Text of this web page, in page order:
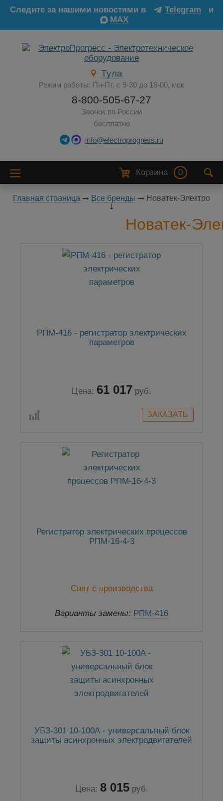
Следите за нашими новостями в Telegram
и
MAX
Тула
Режим работы: Пн-Пт, с 9-30 до 18-00, мск
8-800-505-67-27
Звонок по России
бесплатно
info@electroprogress.ru
Корзина 0
Главная страница Все бренды Новатек-Электро
Новатек-
РПМ-416 - регистратор электрических
параметров
Цена: 61 017 руб.
Регистратор электрических процессов
РПМ-16-4-3
Снят с производства
Варианты замены: РПМ-416
УБЗ-301 10-100А - универсальный блок
защиты асинхронных электродвигателей
Цена: 8 015 руб.